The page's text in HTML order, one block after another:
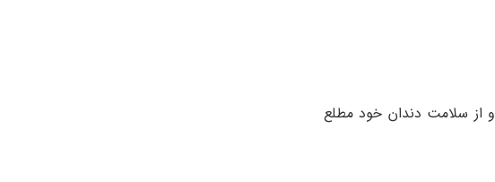
از سلامت دندان خود مطلع